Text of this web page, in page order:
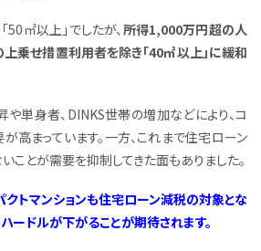
㎡以上」でしたが、 所得1,000万円超の人
乗せ措置利用者を除き「40㎡以上」に緩和
単身者、DINKS世帯の増加などにより、コ
高まっています。一方、これまで住宅ローン
ことが需要を抑制してきた面もありました。
クトマンションも住宅ローン減税の対象とな
ードルが下がることが期待されます。